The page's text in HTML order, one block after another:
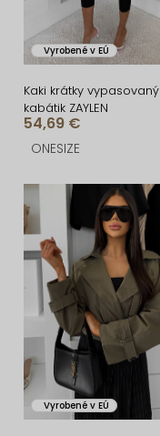
u
k
t
o
v
o
d
u
k
o
v
Vyrobené v EÚ
Kaki krátky vypasovaný
kabátik ZAYLEN
54,69 €
ONESIZE
Vyrobené v EÚ